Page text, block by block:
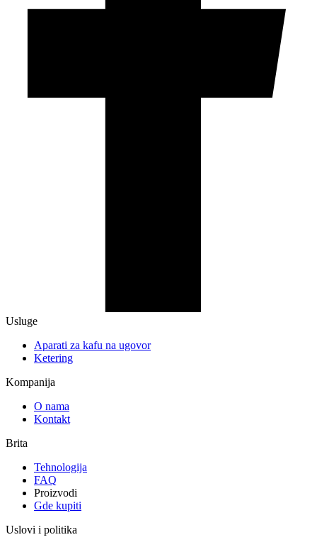
Usluge
Aparati za kafu na ugovor
Ketering
Kompanija
O nama
Kontakt
Brita
Tehnologija
FAQ
Proizvodi
Gde kupiti
Uslovi i politika